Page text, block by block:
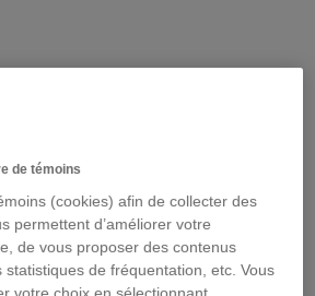
les témoins publicitaires
François Allard-Huver et mot du
de témoins
(cookies) afin de collecter des
permettent d’améliorer votre
de vous proposer des contenus
statistiques de fréquentation, etc. Vous